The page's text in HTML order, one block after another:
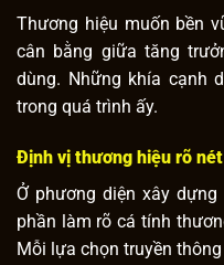
Thương hiệu muốn bền
cân bằng giữa tăng
dùng. Những khía cạnh
trong quá trình ấy.
Định vị thương hiệu rõ nét
Ở phương diện xây
phần làm rõ cá tính
Mỗi lựa chọn truyền